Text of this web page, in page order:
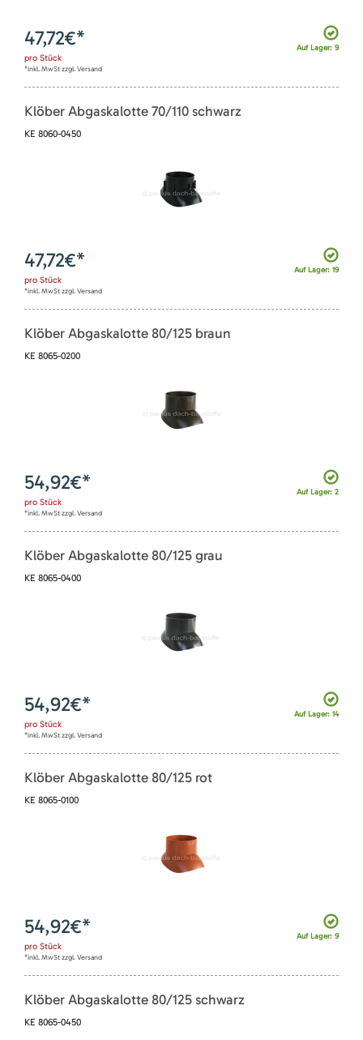
Auf Lager: 9
47,72€*
pro Stück
*inkl. MwSt zzgl. Versand
Klöber Abgaskalotte 70/110 schwarz
KE 8060-0450
Auf Lager: 19
47,72€*
pro Stück
*inkl. MwSt zzgl. Versand
Klöber Abgaskalotte 80/125 braun
KE 8065-0200
Auf Lager: 2
54,92€*
pro Stück
*inkl. MwSt zzgl. Versand
Klöber Abgaskalotte 80/125 grau
KE 8065-0400
Auf Lager: 14
54,92€*
pro Stück
*inkl. MwSt zzgl. Versand
Klöber Abgaskalotte 80/125 rot
KE 8065-0100
Auf Lager: 9
54,92€*
pro Stück
*inkl. MwSt zzgl. Versand
Klöber Abgaskalotte 80/125 schwarz
KE 8065-0450